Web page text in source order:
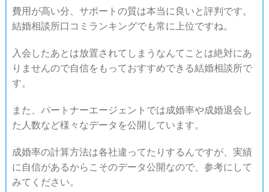
費用が高い分、サポートの質は本当に良いと評判です。
結婚相談所口コミランキングでも常に上位ですね。
入会したあとは放置されてしまうなんてことは絶対にあ
りませんので自信をもっておすすめできる結婚相談所で
す。
また、パートナーエージェントでは成婚率や成婚退会し
た人数など様々なデータを公開しています。
成婚率の計算方法は各社違ってたりするんですが、実績
に自信があるからこそのデータ公開なので、参考にして
みてください。